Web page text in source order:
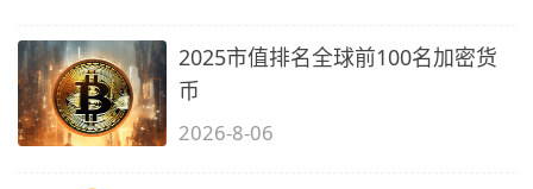
2025市值排名全球前100名加密货
币
2026-8-06